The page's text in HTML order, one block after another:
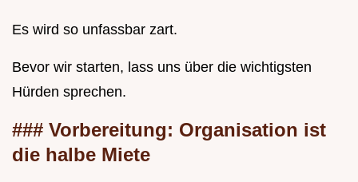
Es wird so unfassbar zart.
Bevor wir starten, lass uns über die wichtigsten
Hürden sprechen.
### Vorbereitung: Organisation ist
die halbe Miete